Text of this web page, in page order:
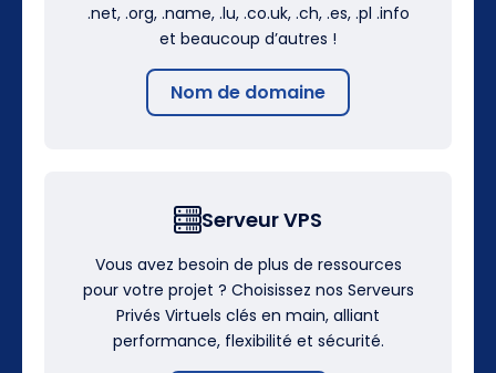
.net, .org, .name, .lu, .co.uk, .ch, .es, .pl .info
et beaucoup d’autres !
Nom de domaine
Serveur VPS
Vous avez besoin de plus de ressources
pour votre projet ? Choisissez nos Serveurs
Privés Virtuels clés en main, alliant
performance, flexibilité et sécurité.